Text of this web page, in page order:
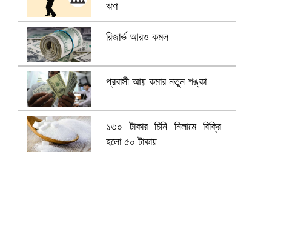
ঋণ
রিজার্ভ আরও কমল
প্রবাসী আয় কমার নতুন শঙ্কা
১৩০ টাকার চিনি নিলামে বিক্রি
হলো ৫০ টাকায়